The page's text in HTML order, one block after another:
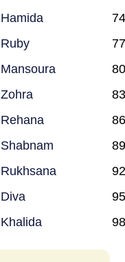
Hamida
Ruby
Mansoura
Zohra
Rehana
Shabnam
Rukhsana
Diva
Khalida